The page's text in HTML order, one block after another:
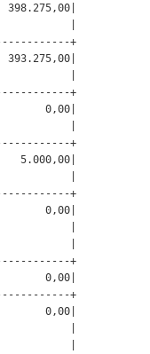
|
+
|
+
0,00|
|
+
5.000,00|
|
+
0,00|
|             |
|             |
+
0,00|
+
0,00|
|
|